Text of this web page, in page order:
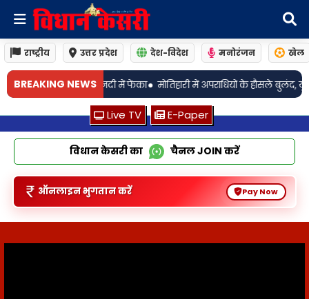
राष्ट्रीय उत्तर प्रदेश देश-विदेश मनोरंजन खेल
BREAKING NEWS
में फेंका• मोतिहारी में अपराधियों के हौसले बुलंद, युवक को खदेड़कर मारी गोली
Live TV E-Paper
विधान केसरी का चैनलJOIN करें
ऑनलाइन भुगतान करें Pay Now